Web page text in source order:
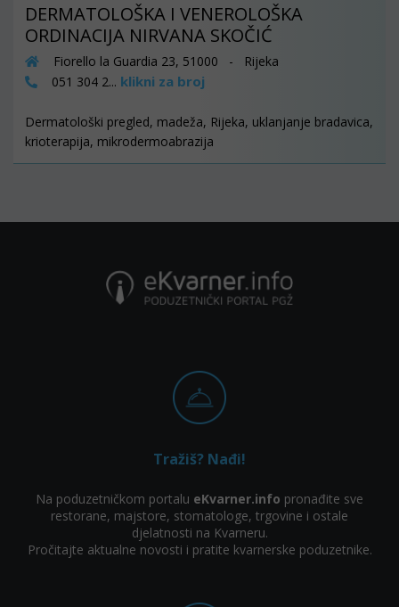
DERMATOLOŠKA I VENEROLOŠKA
ORDINACIJA NIRVANA SKOČIĆ
Fiorello la Guardia 23, 51000 - Rijeka
051 304 2... klikni za broj
Dermatološki pregled, madeža, Rijeka, uklanjanje bradavica,
krioterapija, mikrodermoabrazija
Tražiš? Nađi!
Na poduzetničkom portalu eKvarner.info pronađite sve
restorane, majstore, stomatologe, trgovine i ostale
djelatnosti na Kvarneru.
Pročitajte aktualne novosti i pratite kvarnerske poduzetnike.